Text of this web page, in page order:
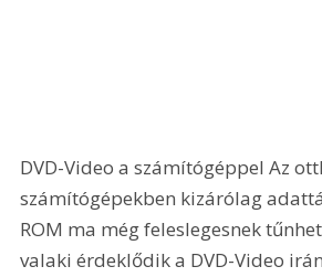
DVD-Video a számítógéppel Az
számítógépekben kizárólag
ROM ma még feleslegesnek
valaki érdeklődik a DVD-Video